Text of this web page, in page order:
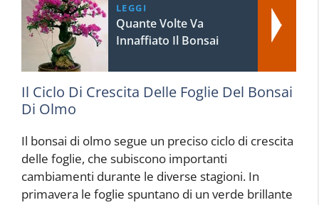
LEGGI
Quante Volte Va
Innaffiato Il Bonsai
Il Ciclo Di Crescita Delle Foglie Del Bonsai
Di Olmo
Il bonsai di olmo segue un preciso ciclo di crescita
delle foglie, che subiscono importanti
cambiamenti durante le diverse stagioni. In
primavera le foglie spuntano di un verde brillante